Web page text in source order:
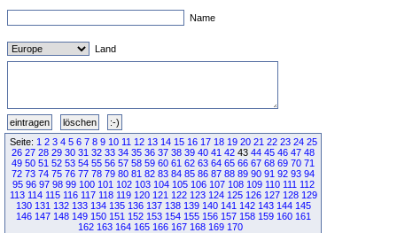
Name
Land
Seite: 1 2 3 4 5 6 7 8 9 10 11 12 13 14 15 16 17 18 19 20 21 22 23 24 25
26 27 28 29 30 31 32 33 34 35 36 37 38 39 40 41 42 43 44 45 46 47 48
49 50 51 52 53 54 55 56 57 58 59 60 61 62 63 64 65 66 67 68 69 70 71
72 73 74 75 76 77 78 79 80 81 82 83 84 85 86 87 88 89 90 91 92 93 94
95 96 97 98 99 100 101 102 103 104 105 106 107 108 109 110 111 112
113 114 115 116 117 118 119 120 121 122 123 124 125 126 127 128 129
130 131 132 133 134 135 136 137 138 139 140 141 142 143 144 145
146 147 148 149 150 151 152 153 154 155 156 157 158 159 160 161
162 163 164 165 166 167 168 169 170